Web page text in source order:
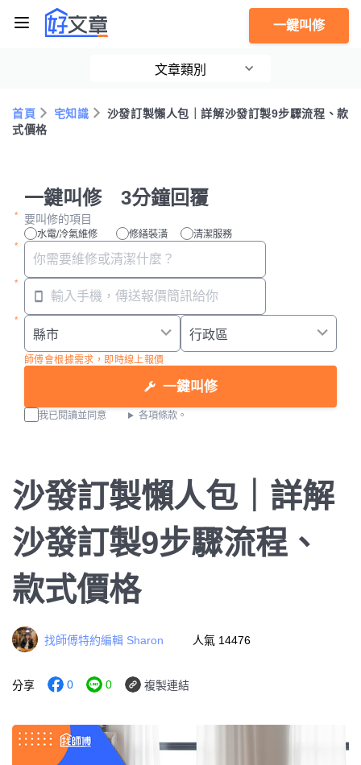
一鍵叫修
文章類別
首頁 宅知識
沙發訂製懶人包｜詳解沙發訂製9步驟流程、款
式價格
一鍵叫修 3分鐘回覆
要叫修的項目
水電/冷氣維修 修繕裝潢 清潔服務
師傅會根據需求，即時線上報價
一鍵叫修
我已閱讀並同意 各項條款。
沙發訂製懶人包｜詳解
沙發訂製9步驟流程、
款式價格
找師傅特約編輯 Sharon 人氣 14476
分享 0 0 複製連結